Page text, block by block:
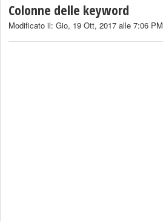
Colonne delle keyword
Modificato il: Gio, 19 Ott, 2017 alle 7:06 PM